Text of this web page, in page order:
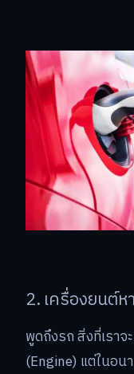
2. เครื่องยนต์
พูดถึงรถ สิ่งที่เรา
(Engine) แต่ในอ